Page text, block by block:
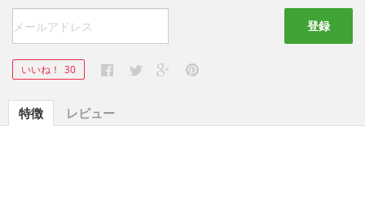
登録
いいね！ 30
特徴 レビュー